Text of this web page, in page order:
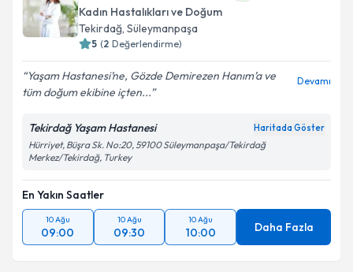
Kadın Hastalıkları ve Doğum
Tekirdağ, Süleymanpaşa
5 (2 Değerlendirme)
Yaşam Hastanesi’ne, Gözde Demirezen Hanım’a ve
tüm doğum ekibine içten...
Devamı
Tekirdağ Yaşam Hastanesi Haritada Göster
Hürriyet, Büşra Sk. No:20, 59100 Süleymanpaşa/Tekirdağ
Merkez/Tekirdağ, Turkey
En Yakın Saatler
10 Ağu
09:00
10 Ağu
09:30
10 Ağu
10:00 Daha Fazla